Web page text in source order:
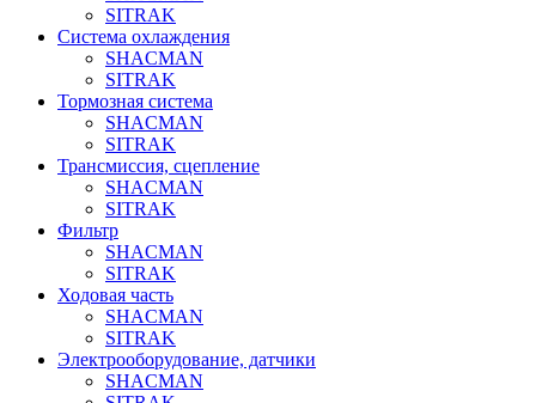
SITRAK
Система охлаждения
SHACMAN
SITRAK
Тормозная система
SHACMAN
SITRAK
Трансмиссия, сцепление
SHACMAN
SITRAK
Фильтр
SHACMAN
SITRAK
Ходовая часть
SHACMAN
SITRAK
Электрооборудование, датчики
SHACMAN